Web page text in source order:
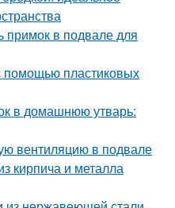
примок в подвале для
помощью пластиковых
в домашнюю утварь:
вентиляцию в подвале
кирпича и металла